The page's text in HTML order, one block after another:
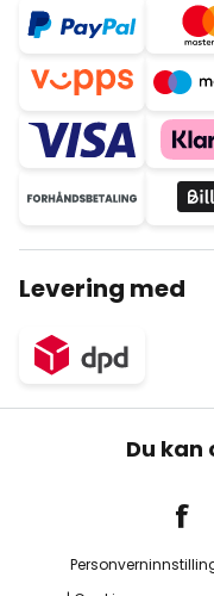
Levering med
Du kan